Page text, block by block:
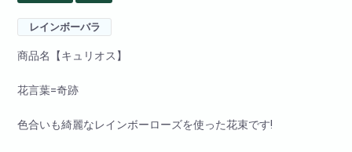
レインボーバラ
商品名【キュリオス】
花言葉=奇跡
色合いも綺麗なレインボーローズを使った花束です!